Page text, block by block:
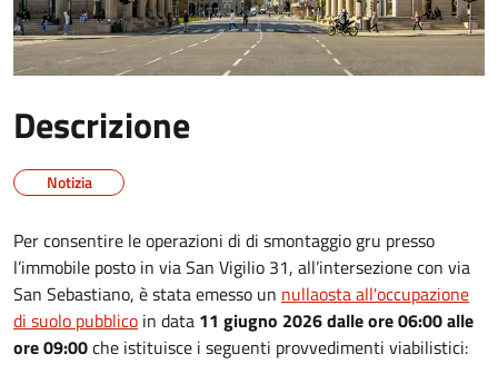
Descrizione
Notizia
Per consentire le operazioni di di smontaggio gru presso
l’immobile posto in via San Vigilio 31, all’intersezione con via
San Sebastiano, è stata emesso un nullaosta all'occupazione
di suolo pubblico in data 11 giugno 2026 dalle ore 06:00 alle
ore 09:00che istituisce i seguenti provvedimenti viabilistici: